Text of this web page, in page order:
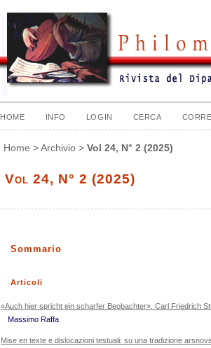
HOME INFO LOGIN CERCA
Home >Archivio >Vol 24, N° 2 (2025)
Vol 24, N° 2 (2025)
Sommario
Articoli
«Auch hier spricht ein scharfer Beobachter». Carl Friedrich
Massimo Raffa
Mise en texte e dislocazioni testuali: su una tradizione